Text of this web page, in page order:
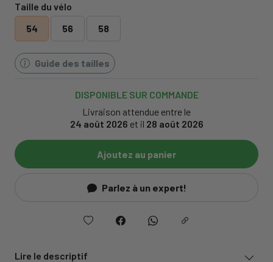
Taille du vélo
54
56 58
Guide des tailles
DISPONIBLE SUR COMMANDE
Livraison attendue entre le
24 août 2026 et il 28 août 2026
Ajoutez au panier
Parlez à un expert!
Lire le descriptif